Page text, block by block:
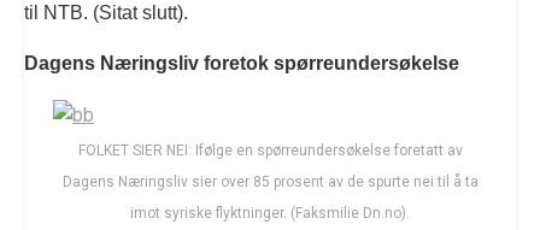
til NTB. (Sitat slutt).
Dagens Næringsliv foretok spørreundersøkelse
FOLKET SIER NEI: Ifølge en spørreundersøkelse foretatt av
Dagens Næringsliv sier over 85 prosent av de spurte nei til å ta
imot syriske flyktninger. (Faksmilie Dn.no).